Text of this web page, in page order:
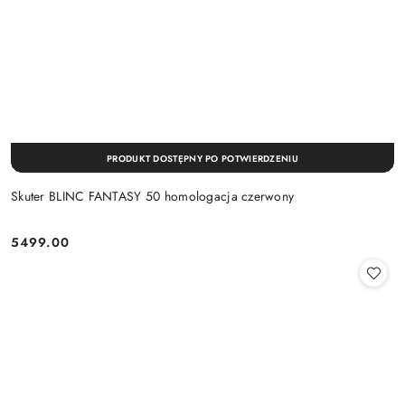
Skuter BLINC FANTASY 50 homologacja czerwony
Cena:
5499.00
PRODUKT DOSTĘPNY PO POTWIERDZENIU